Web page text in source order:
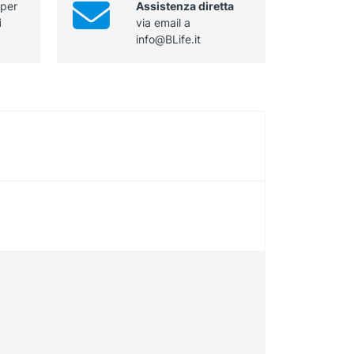
Assistenza diretta
via email a
info@BLife.it